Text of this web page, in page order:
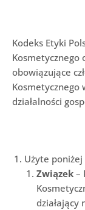
Kodeks Etyki
Kosmetycznego
obowiązujące
Kosmetycznego
działalności
Użyte
Związek –
działający